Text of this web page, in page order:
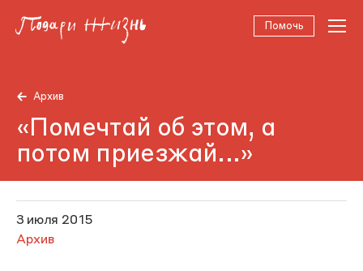
Помочь
Архив
«Помечтай об этом, а
потом приезжай...»
3 июля 2015
Архив